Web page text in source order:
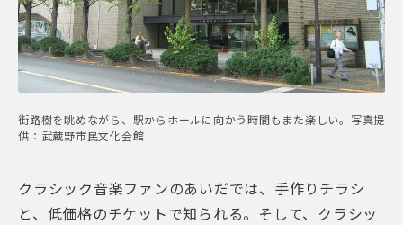
街路樹を眺めながら、駅からホールに向かう時間もまた楽しい。写真提
供：武蔵野市民文化会館
クラシック音楽ファンのあいだでは、手作りチラシ
と、低価格のチケットで知られる。そして、クラシッ